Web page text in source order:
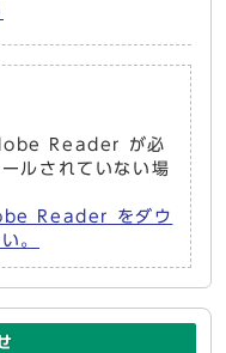
Reader が必
ルされていない場
Reader をダウ
。